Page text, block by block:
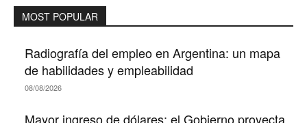
MOST POPULAR
Radiografía del empleo en Argentina: un mapa
de habilidades y empleabilidad
08/08/2026
Mayor ingreso de dólares: el Gobierno proyecta